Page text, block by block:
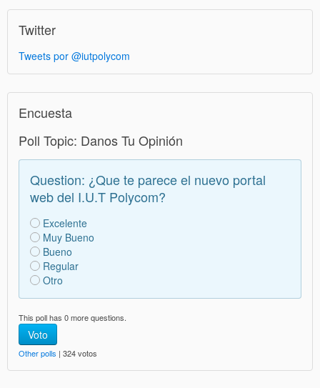
Twitter
Tweets por @iutpolycom
Encuesta
Poll Topic: Danos Tu Opinión
Question: ¿Que te parece el nuevo portal
web del I.U.T Polycom?
Excelente
Muy Bueno
Bueno
Regular
Otro
This poll has 0 more questions.
Voto
Other polls | 324 votos